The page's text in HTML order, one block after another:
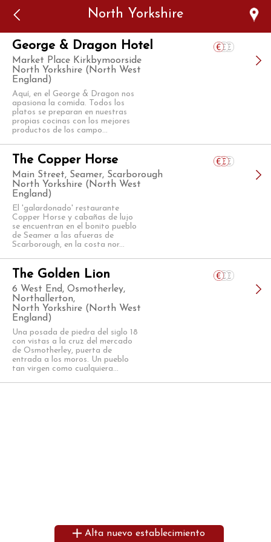
North Yorkshire
George & Dragon Hotel
Market Place Kirkbymoorside
North Yorkshire (North West
England)
Aquí, en el George & Dragon nos
apasiona la comida. Todos los
platos se preparan en nuestras
propias cocinas con los mejores
productos de los campo...
The Copper Horse
Main Street, Seamer, Scarborough
North Yorkshire (North West
England)
El 'galardonado' restaurante
Copper Horse y cabañas de lujo
se encuentran en el bonito pueblo
de Seamer a las afueras de
Scarborough, en la costa nor...
The Golden Lion
6 West End, Osmotherley,
Northallerton,
North Yorkshire (North West
England)
Una posada de piedra del siglo 18
con vistas a la cruz del mercado
de Osmotherley, puerta de
entrada a los moros. Un pueblo
tan virgen como cualquiera...
Alta nuevo establecimiento
Error: The domain WWW.VIAJARSINGLUTEN.COM is not
authorized to show the cookie declaration for domain group
ID 546ddaab-b478-4440-aa8a-3b0205284212. Please add it to
the domain group in the Cookiebot Manager to authorize
the domain.